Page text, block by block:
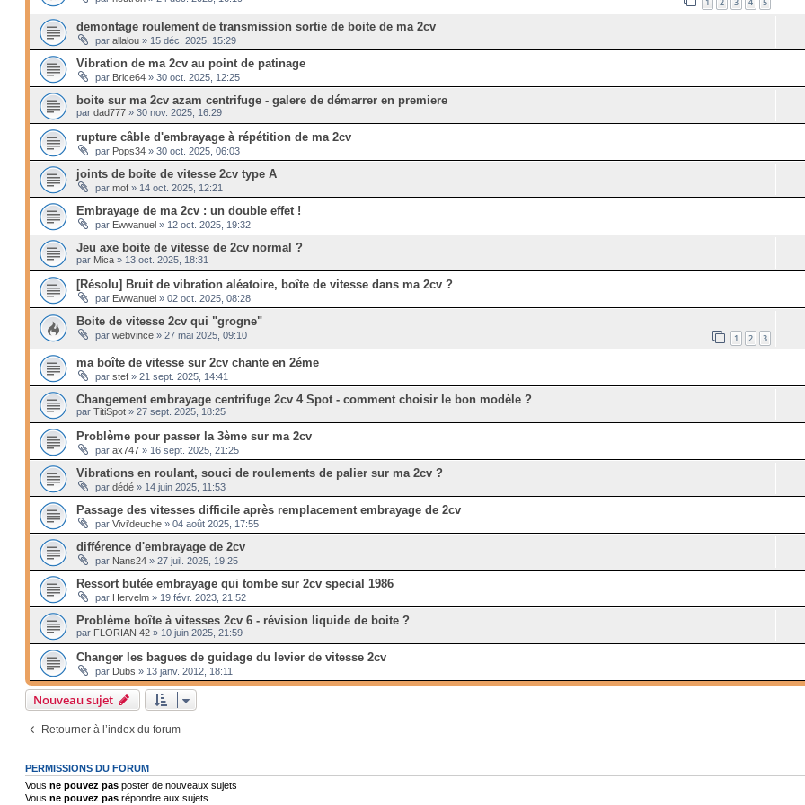
demontage roulement de transmission sortie de boite de ma 2cv
par allalou» 15 déc. 2025, 15:29
Vibration de ma 2cv au point de patinage
par Brice64» 30 oct. 2025, 12:25
boite sur ma 2cv azam centrifuge - galere de démarrer en premiere
par dad777» 30 nov. 2025, 16:29
rupture câble d'embrayage à répétition de ma 2cv
par Pops34» 30 oct. 2025, 06:03
joints de boite de vitesse 2cv type A
par mof» 14 oct. 2025, 12:21
Embrayage de ma 2cv : un double effet !
par Ewwanuel» 12 oct. 2025, 19:32
Jeu axe boite de vitesse de 2cv normal ?
par Mica» 13 oct. 2025, 18:31
[Résolu] Bruit de vibration aléatoire, boîte de vitesse dans ma 2cv ?
par Ewwanuel» 02 oct. 2025, 08:28
Boite de vitesse 2cv qui "grogne"
par webvince» 27 mai 2025, 09:10 1 2 3
ma boîte de vitesse sur 2cv chante en 2éme
par stef» 21 sept. 2025, 14:41
Changement embrayage centrifuge 2cv 4 Spot - comment choisir le bon modèle ?
par TitiSpot» 27 sept. 2025, 18:25
Problème pour passer la 3ème sur ma 2cv
par ax747» 16 sept. 2025, 21:25
Vibrations en roulant, souci de roulements de palier sur ma 2cv ?
par dédé» 14 juin 2025, 11:53
Passage des vitesses difficile après remplacement embrayage de 2cv
par Vivi'deuche» 04 août 2025, 17:55
différence d'embrayage de 2cv
par Nans24» 27 juil. 2025, 19:25
Ressort butée embrayage qui tombe sur 2cv special 1986
par Hervelm» 19 févr. 2023, 21:52
Problème boîte à vitesses 2cv 6 - révision liquide de boite ?
par FLORIAN 42» 10 juin 2025, 21:59
Changer les bagues de guidage du levier de vitesse 2cv
par Dubs » 13 janv. 2012, 18:11
Nouveau sujet
Retourner à l’index du forum
PERMISSIONS DU FORUM
Vous ne pouvez pasposter de nouveaux sujets
Vous ne pouvez pasrépondre aux sujets